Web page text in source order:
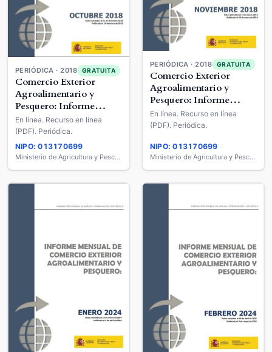
PERIÓDICA · 2018 GRATUITA
Comercio Exterior
Agroalimentario y
Pesquero: Informe
Mensual
En línea. Recurso en línea
(PDF). Periódica.
NIPO: 013170699
Ministerio de Agricultura y Pesca, Alimentación y Medio Ambiente
PERIÓDICA · 2018 GRATUITA
Comercio Exterior
Agroalimentario y
Pesquero: Informe
Mensual
En línea. Recurso en línea
(PDF). Periódica.
NIPO: 013170699
Ministerio de Agricultura y Pesca, Alimentación y Medio Ambiente